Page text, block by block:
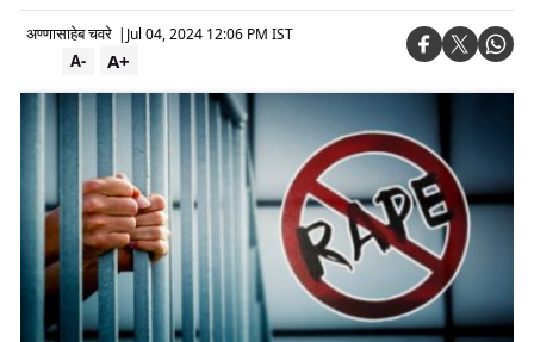
अण्णासाहेब चवरे | Jul 04, 2024 12:06 PM IST
A+
A-